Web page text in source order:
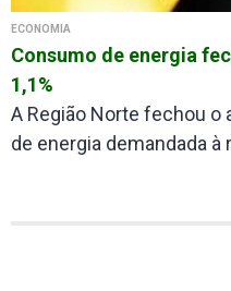
ECONOMIA
Consumo de energia
1,1%
A Região Norte fechou o
de energia demandada à